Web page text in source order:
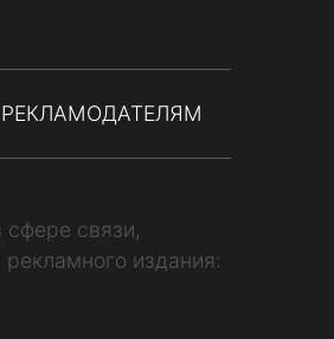
РЕКЛАМОДАТЕЛЯМ
связи,
издания: